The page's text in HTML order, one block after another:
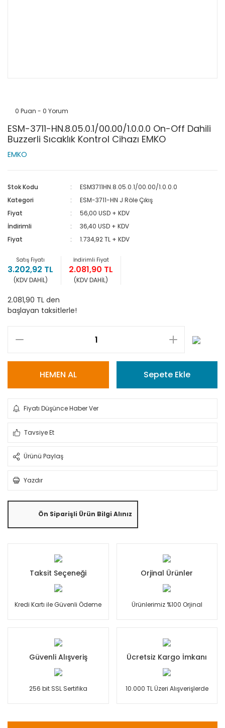
0 Puan - 0 Yorum
ESM-3711-HN.8.05.0.1/00.00/1.0.0.0 On-Off Dahili
Buzzerli Sıcaklık Kontrol Cihazı EMKO
EMKO
Stok Kodu
ESM3711HN.8.05.0.1/00.00/1.0.0.0
Kategori
ESM-3711-HN J Röle Çıkış
Fiyat
56,00 USD + KDV
İndirimli
36,40 USD + KDV
Fiyat
1.734,92 TL + KDV
Satış Fiyatı
3.202,92 TL
(KDV DAHİL)
İndirimli Fiyat
2.081,90 TL
(KDV DAHİL)
2.081,90 TL den
başlayan taksitlerle!
HEMEN AL Sepete Ekle
Fiyatı Düşünce Haber Ver
Tavsiye Et
Ürünü Paylaş
Yazdır
Ön Siparişli Ürün Bilgi Alınız
Taksit Seçeneği
Kredi Kartı ile Güvenli Ödeme
Orjinal Ürünler
Ürünlerimiz %100 Orjinal
Güvenli Alışveriş
256 bit SSL Sertifika
Ücretsiz Kargo İmkanı
10.000 TL Üzeri Alışverişlerde